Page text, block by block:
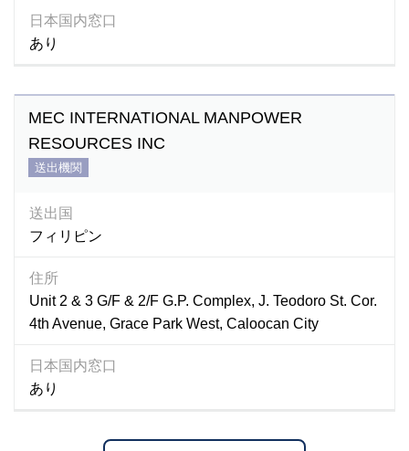
日本国内窓口
あり
MEC INTERNATIONAL MANPOWER
RESOURCES INC
送出機関
送出国
フィリピン
住所
Unit 2 & 3 G/F & 2/F G.P. Complex, J. Teodoro St. Cor.
4th Avenue, Grace Park West, Caloocan City
日本国内窓口
あり